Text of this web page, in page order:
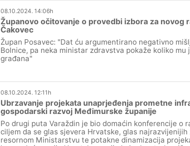
08.10.2024. 14:06h
Županovo očitovanje o provedbi izbora za novog
Čakovec
Župan Posavec: "Dat ću argumentirano negativno
Bolnice, pa neka ministar zdravstva pokaže koliko
građana"
08.10.2024. 12:11h
Ubrzavanje projekata unaprjeđenja prometne
gospodarski razvoj Međimurske županije
Po drugi puta Varaždin je bio domaćin konferencije o
ciljem da se glas sjevera Hrvatske, glas
resornom Ministarstvu te potakne dinamizacija